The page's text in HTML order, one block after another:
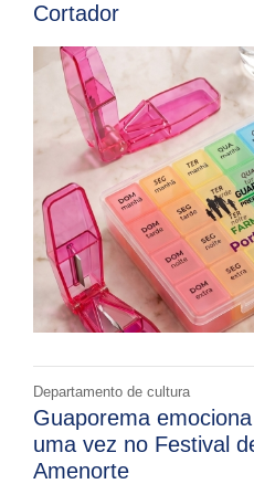
Cortador
Departamento de cultura
Guaporema
uma vez no Festival
Amenorte